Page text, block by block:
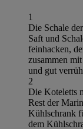
1
Die Schale
Saft und
feinhacken,
zusammen
und gut
2
Die Koteletts
Rest der
Kühlschrank
dem